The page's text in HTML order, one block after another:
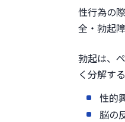
性行為の
全・勃起
勃起は、
く分解す
性的
脳の